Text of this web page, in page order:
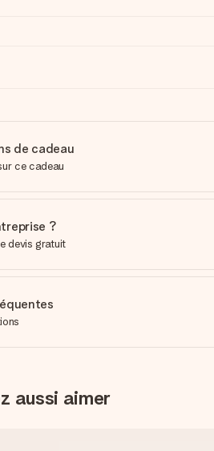
de cadeau
ce cadeau
?
devis gratuit
aussi aimer